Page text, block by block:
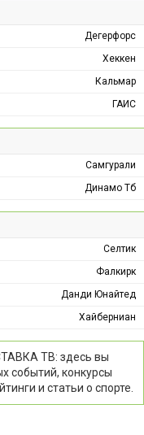
Дегерфорс
Хеккен
Кальмар
ГАИС
Самгурали
Динамо Тб
Селтик
Фалкирк
Данди Юнайтед
Хайберниан
ТВ: здесь вы
событий, конкурсы
и статьи о спорте.